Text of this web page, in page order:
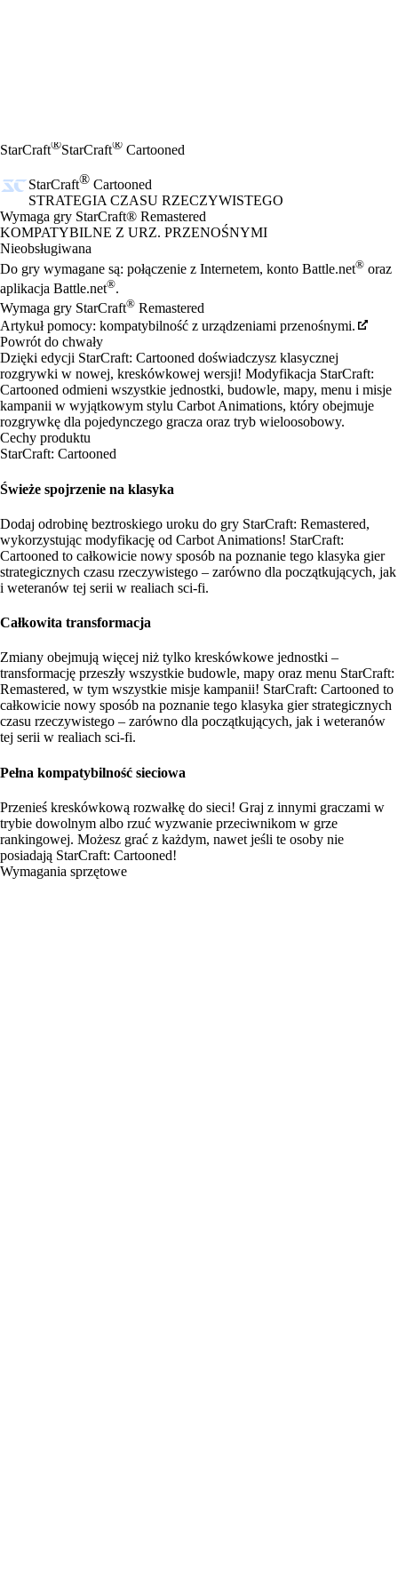
StarCraft®StarCraft® Cartooned
StarCraft® Cartooned
STRATEGIA CZASU RZECZYWISTEGO
Product Notification
Wymaga gry StarCraft® Remastered
Cena
Available actions
KOMPATYBILNE Z URZ. PRZENOŚNYMI
Nieobsługiwana
Do gry wymagane są: połączenie z Internetem, konto Battle.net® oraz
aplikacja Battle.net®.
Wymaga gry StarCraft® Remastered
Artykuł pomocy: kompatybilność z urządzeniami przenośnymi.
Powrót do chwały
Dzięki edycji StarCraft: Cartooned doświadczysz klasycznej
rozgrywki w nowej, kreskówkowej wersji! Modyfikacja StarCraft:
Cartooned odmieni wszystkie jednostki, budowle, mapy, menu i misje
kampanii w wyjątkowym stylu Carbot Animations, który obejmuje
rozgrywkę dla pojedynczego gracza oraz tryb wieloosobowy.
Cechy produktu
StarCraft: Cartooned
Świeże spojrzenie na klasyka
Dodaj odrobinę beztroskiego uroku do gry StarCraft: Remastered,
wykorzystując modyfikację od Carbot Animations! StarCraft:
Cartooned to całkowicie nowy sposób na poznanie tego klasyka gier
strategicznych czasu rzeczywistego – zarówno dla początkujących, jak
i weteranów tej serii w realiach sci-fi.
Całkowita transformacja
Zmiany obejmują więcej niż tylko kreskówkowe jednostki –
transformację przeszły wszystkie budowle, mapy oraz menu StarCraft:
Remastered, w tym wszystkie misje kampanii! StarCraft: Cartooned to
całkowicie nowy sposób na poznanie tego klasyka gier strategicznych
czasu rzeczywistego – zarówno dla początkujących, jak i weteranów
tej serii w realiach sci-fi.
Pełna kompatybilność sieciowa
Przenieś kreskówkową rozwałkę do sieci! Graj z innymi graczami w
trybie dowolnym albo rzuć wyzwanie przeciwnikom w grze
rankingowej. Możesz grać z każdym, nawet jeśli te osoby nie
posiadają StarCraft: Cartooned!
Wymagania sprzętowe